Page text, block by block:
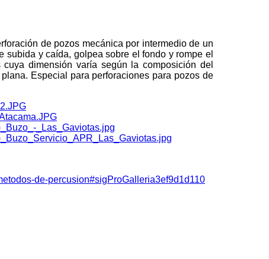
de pozos mecánica por intermedio de un
y caída, golpea sobre el fondo y rompe el
dimensión varía según la composición del
Especial para perforaciones para pozos de
de-percusion#sigProGalleria3ef9d1d110